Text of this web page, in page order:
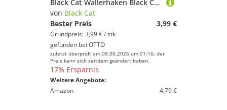
Black Cat Wallerhaken Black Cat Propeller-Rasseln - 2 Wallerrasseln
von Black Cat
Bester Preis
3,99 €
Grundpreis: 3,99 € / stk
gefunden bei OTTO
zuletzt überprüft am 08.08.2026 um 01:16; der
Preis kann sich seitdem geändert haben.
17% Ersparnis
Weitere Angebote:
Amazon
4,79 €